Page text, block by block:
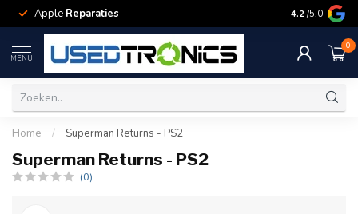
Apple Reparaties Samsung
4.2 /5.0
MENU
0
Home / Superman Returns - PS2
Superman Returns - PS2
(0)